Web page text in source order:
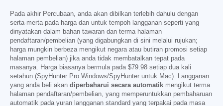
Pada akhir Percubaan, anda akan dibilkan terlebih dahulu dengan
serta-merta pada harga dan untuk tempoh langganan seperti yang
dinyatakan dalam bahan tawaran dan terma halaman
pendaftaran/pembelian (yang digabungkan di sini melalui rujukan;
harga mungkin berbeza mengikut negara atau butiran promosi setiap
halaman pembelian) jika anda tidak membatalkan tepat pada
masanya. Harga biasanya bermula pada $79.98 setiap dua kali
setahun (SpyHunter Pro Windows/SpyHunter untuk Mac). Langganan
yang anda beli akan diperbaharui secara automatik mengikut terma
halaman pendaftaran/pembelian, yang memperuntukkan pembaharuan
automatik pada yuran langganan standard yang terpakai pada masa